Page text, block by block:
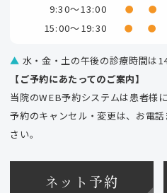
9:30～13:00 ● ●
15:00～19:30 ● ●
▲ 水・金・土の午後の診療時間は
【ご予約にあたってのご案内】
当院のWEB予約システムは患者様
予約のキャンセル・変更は、お電
さい。
ネット予約